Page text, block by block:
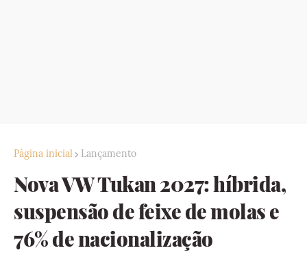
Página inicial Lançamento
Nova VW Tukan 2027: híbrida,
suspensão de feixe de molas e
76% de nacionalização